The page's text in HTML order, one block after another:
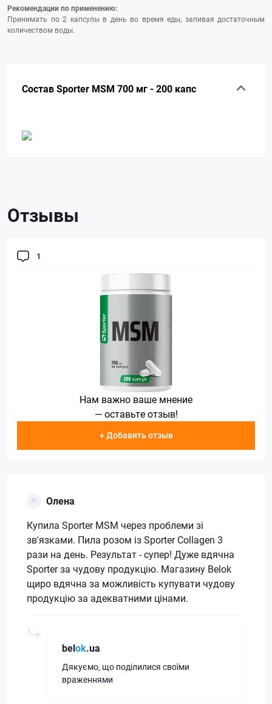
Рекомендации по применению:
Принимать по 2 капсулы в день во время еды, запивая достаточным
количеством воды.
Состав Sporter MSM 700 мг - 200 капс
Отзывы
1
Нам важно ваше мнение
— оставьте отзыв!
+ Добавить отзыв
Олена
Купила Sporter MSM через проблеми зі
зв'язками. Пила розом із Sporter Collagen 3
рази на день. Результат - супер! Дуже вдячна
Sporter за чудову продукцію. Магазину Belok
щиро вдячна за можливість купувати чудову
продукцію за адекватними цінами.
belok.ua
Дякуємо, що поділилися своїми
враженнями